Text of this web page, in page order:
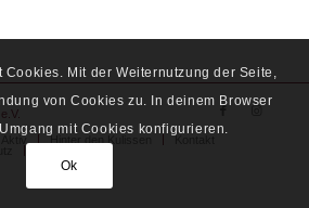
Aktiv Hinter den Kulissen
Kontakt
Cookies. Mit der Weiternutzung der Seite,
von Cookies zu. In deinem Browser
mit Cookies konfigurieren.
Ok